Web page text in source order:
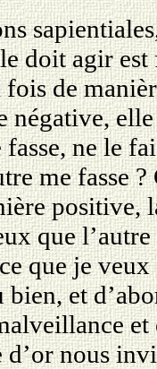
doit agir est
de
négative,
ne le
me fasse
positive,
que
que je
bien, et
nous